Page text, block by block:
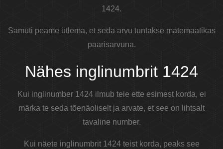
1424.
Samuti peame ütlema, et seda arvu tuntakse matemaatikas
paarisarvuna.
Nähes inglinumbrit 1424
Kui inglinumber 1424 ilmub teie ette esimest korda, ei
märka te seda tõenäoliselt ja arvate, et see on lihtsalt
tavaline number.
Kui näete inglinumbrit 1424 teist korda, peaks see